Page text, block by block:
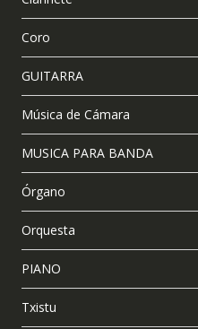
Coro
GUITARRA
Música de Cámara
MUSICA PARA BANDA
Órgano
Orquesta
PIANO
Txistu